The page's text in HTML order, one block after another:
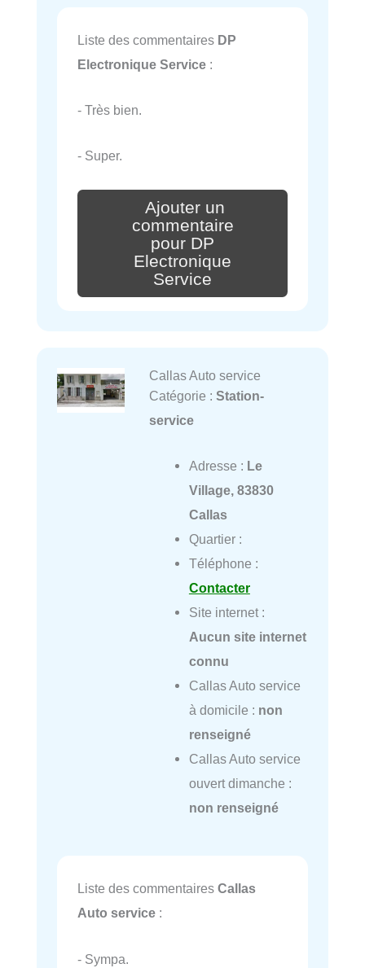
Liste des commentaires DP
Electronique Service :
- Très bien.
- Super.
Ajouter un
commentaire
pour DP
Electronique
Service
Callas Auto service
Catégorie : Station-
service
Adresse : Le
Village, 83830
Callas
Quartier :
Téléphone :
Contacter
Site internet :
Aucun site internet
connu
Callas Auto service
à domicile : non
renseigné
Callas Auto service
ouvert dimanche :
non renseigné
Liste des commentaires Callas
Auto service :
- Sympa.